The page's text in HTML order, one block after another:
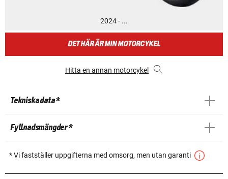
2024 - ...
DET HÄR ÄR MIN MOTORCYKEL
Hitta en annan motorcykel
Tekniska data *
Fyllnadsmängder *
* Vi fastställer uppgifterna med omsorg, men utan garanti